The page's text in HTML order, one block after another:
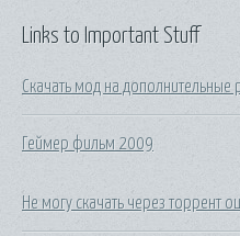
Links to Important Stuff
Скачать мод на дополнительные
Геймер фильм 2009
Не могу скачать через торрент